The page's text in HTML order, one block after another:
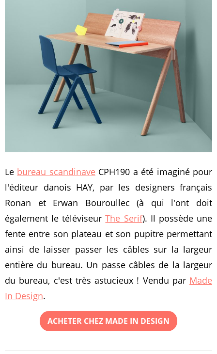
Le bureau scandinaveCPH190 a été imaginé pour
l'éditeur danois HAY, par les designers français
Ronan et Erwan Bouroullec (à qui l'ont doit
également le téléviseurThe Serif). Il possède une
fente entre son plateau et son pupitre permettant
ainsi de laisser passer les câbles sur la largeur
entière du bureau. Un passe câbles de la largeur
du bureau, c'est très astucieux ! Vendu par Made
In Design.
ACHETER CHEZ MADE IN DESIGN